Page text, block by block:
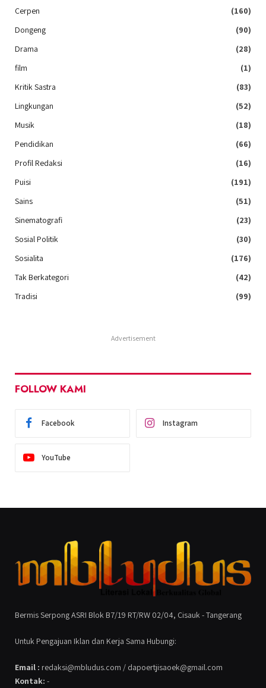
Cerpen
(160)
Dongeng
(90)
Drama
(28)
film
(1)
Kritik Sastra
(83)
Lingkungan
(52)
Musik
(18)
Pendidikan
(66)
Profil Redaksi
(16)
Puisi
(191)
Sains
(51)
Sinematografi
(23)
Sosial Politik
(30)
Sosialita
(176)
Tak Berkategori
(42)
Tradisi
(99)
Advertisement
FOLLOW KAMI
Facebook Instagram
YouTube
Bermis Serpong ASRI Blok B7/19 RT/RW 02/04, Cisauk - Tangerang
Untuk Pengajuan Iklan dan Kerja Sama Hubungi:
Email : redaksi@mbludus.com / dapoertjisaoek@gmail.com
Kontak: -